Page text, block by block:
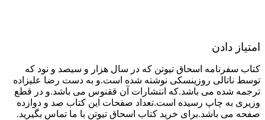
امتیاز دادن
کتاب سفرنامه اسحاق تیوتن که در سال هزار و سیصد و نود که
توسط ناتالی روزینسکی نوشته شده است.و به دست رضا علیزاده
ترجمه شده می باشد.که انتشارات آن ققنوس می باشد.و در قطع
وزیری به چاپ رسیده است.تعداد صفحات این کتاب صد و دوازده
صفحه می باشد.برای خرید کتاب اسحاق تیوتن با ما تماس بگیرید.